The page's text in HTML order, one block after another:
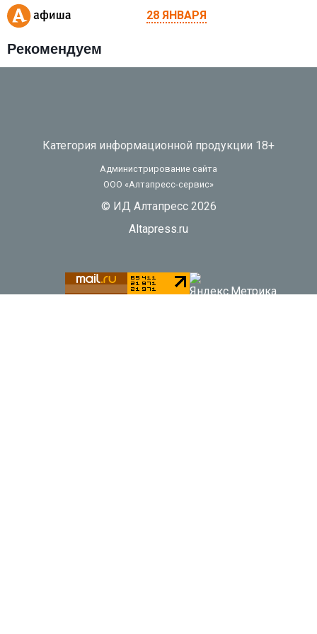
28 ЯНВАРЯ
Рекомендуем
Категория информационной продукции 18+
Администрирование сайта
ООО «Алтапресс-сервис»
© ИД Алтапресс 2026
Altapress.ru